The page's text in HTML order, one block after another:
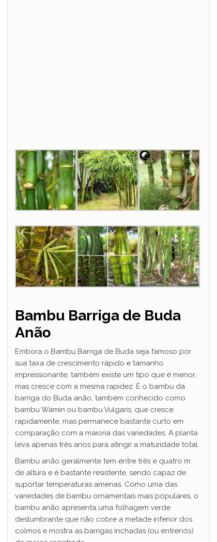
Bambu Barriga de Buda
Anão
Embora o Bambu Barriga de Buda seja famoso por
sua taxa de crescimento rápido e tamanho
impressionante, também existe um tipo que é menor,
mas cresce com a mesma rapidez. É o bambu da
barriga do Buda anão, também conhecido como
bambu Wamin ou bambu Vulgaris, que cresce
rapidamente, mas permanece bastante curto em
comparação com a maioria das variedades. A planta
leva apenas três anos para atingir a maturidade total.
Bambu anão geralmente tem entre três e quatro m.
de altura e é bastante resistente, sendo capaz de
suportar temperaturas amenas. Como uma das
variedades de bambu ornamentais mais populares, o
bambu anão apresenta uma folhagem verde
deslumbrante que não cobre a metade inferior dos
colmos e mostra as barrigas inchadas (ou entrenós)